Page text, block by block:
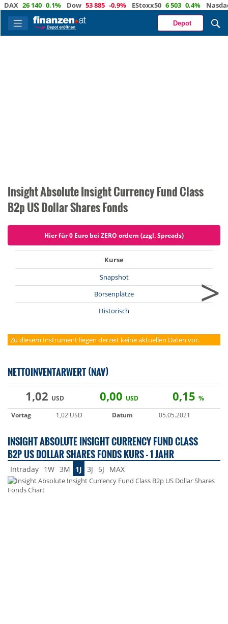
26 140 0,1% Dow 53 885 -0,9% EStoxx50 6 503 0,4% Nasdaq 29
Depot
Insight Absolute Insight Currency Fund Class
B2p US Dollar Shares Fonds
Hier für 0 Euro bei ZERO ordern (zzgl. Spreads)
Kurse
Snapshot
Börsenplätze
Historisch
>
Zu diesem Instrument liegen derzeit keine aktuellen Daten vor.
NETTOINVENTARWERT (NAV)
1,02 USD 0,00 USD 0,15 %
Vortag
1,02 USD Datum 05.05.2021
INSIGHT ABSOLUTE INSIGHT CURRENCY FUND CLASS
B2P US DOLLAR SHARES FONDS KURS - 1 JAHR
Intraday 1W 3M 1J 3J 5J MAX